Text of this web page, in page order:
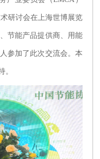
研讨会在上海世博展览
节能产品提供商、用能
参加了此次交流会。本
。